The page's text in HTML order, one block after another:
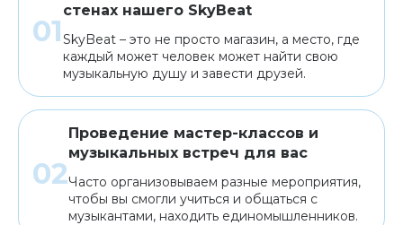
стенах нашего SkyBeat
SkyBeat – это не просто магазин, а место, где
каждый может человек может найти свою
музыкальную душу и завести друзей.
Проведение мастер-классов и
музыкальных встреч для вас
Часто организовываем разные мероприятия,
чтобы вы смогли учиться и общаться с
музыкантами, находить единомышленников.